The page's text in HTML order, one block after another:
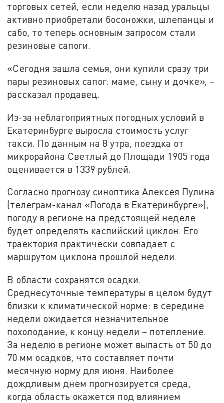
торговых сетей, если неделю назад уральцы
активно приобретали босоножки, шлепанцы и
сабо, то теперь основным запросом стали
резиновые сапоги.
«Сегодня зашла семья, они купили сразу три
пары резиновых сапог: маме, сыну и дочке», –
рассказал продавец.
Из-за неблагоприятных погодных условий в
Екатеринбурге выросла стоимость услуг
такси. По данным на 8 утра, поездка от
микрорайона Светлый до Площади 1905 года
оценивается в 1339 рублей.
Согласно прогнозу синоптика Алексея Пулина
(телеграм-канал «Погода в Екатеринбурге»),
погоду в регионе на предстоящей неделе
будет определять каспийский циклон. Его
траектория практически совпадает с
маршрутом циклона прошлой недели.
В области сохранятся осадки.
Среднесуточные температуры в целом будут
близки к климатической норме: в середине
недели ожидается незначительное
похолодание, к концу недели – потепление.
За неделю в регионе может выпасть от 50 до
70 мм осадков, что составляет почти
месячную норму для июня. Наиболее
дождливым днем прогнозируется среда,
когда область окажется под влиянием